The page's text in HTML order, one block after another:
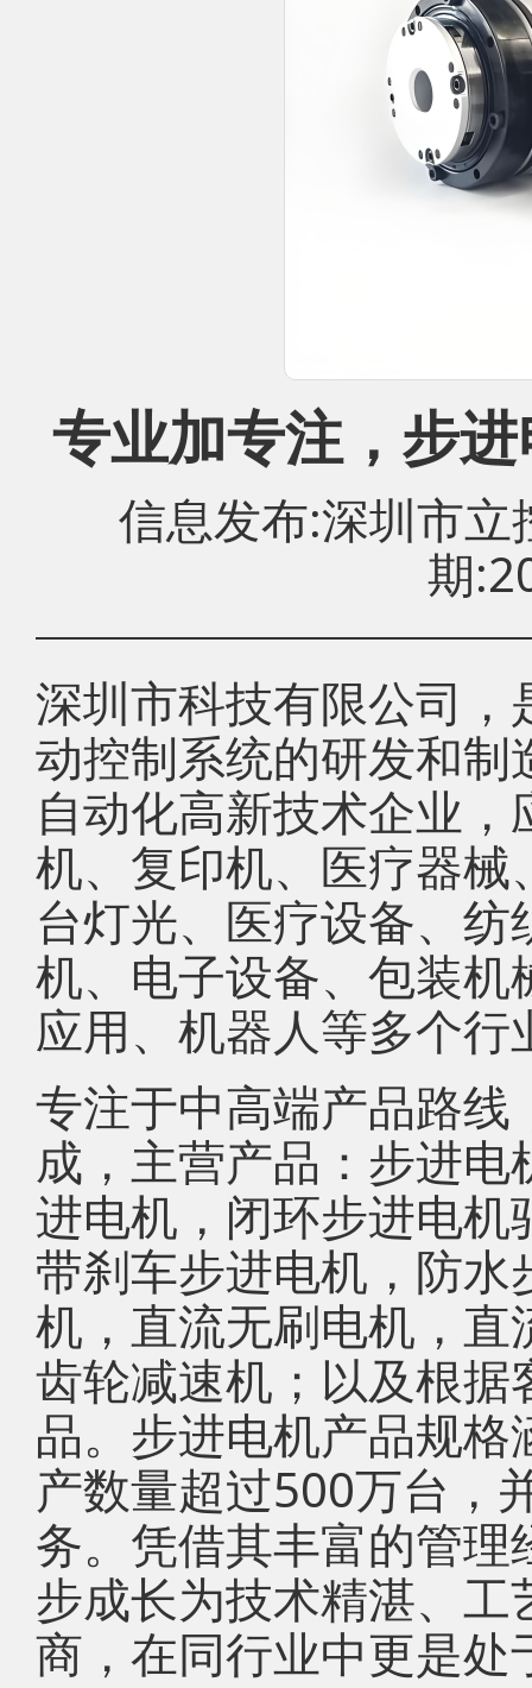
专业加专注，步
信息发布:深圳市
期
深圳市科技有限公司
动控制系统的研发和
自动化高新技术企业
机、复印机、医疗器
台灯光、医疗设备、
机、电子设备、包装
应用、机器人等多个行
专注于中高端产品路
成，主营产品：步进
进电机，闭环步进电
带刹车步进电机，防
机，直流无刷电机，
齿轮减速机；以及根
品。步进电机产品规
产数量超过500万台，
务。凭借其丰富的管
步成长为技术精湛、
商，在同行业中更是处